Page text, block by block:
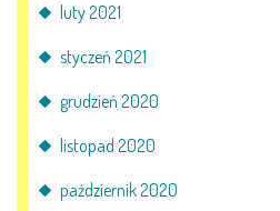
luty 2021
styczeń 2021
grudzień 2020
listopad 2020
październik 2020